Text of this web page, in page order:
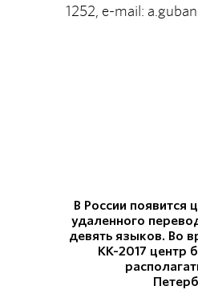
1252, e-mail:
В России появится
удаленного
девять языков. Во
КК-2017 центр